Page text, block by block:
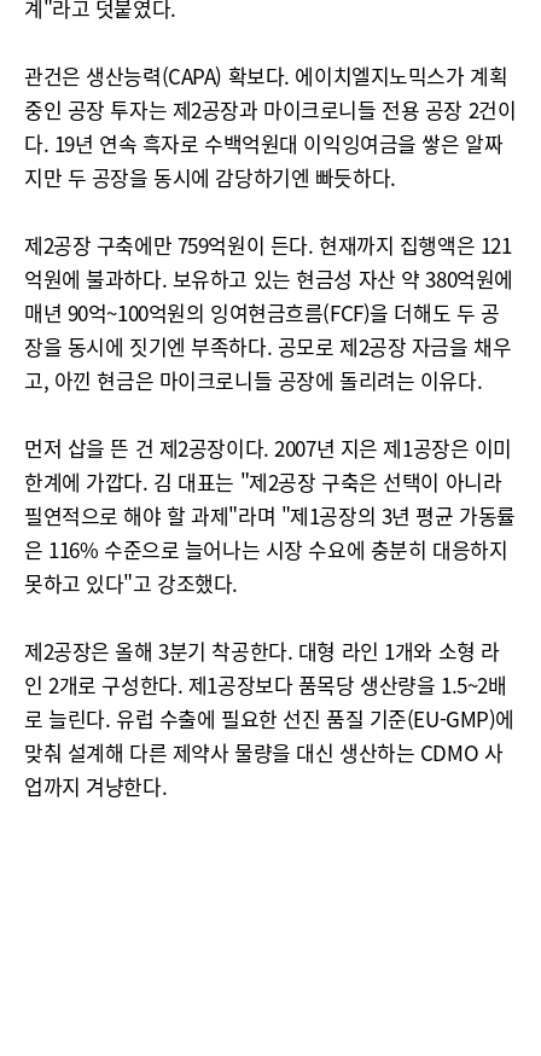
계"라고 덧붙였다.
관건은 생산능력(CAPA) 확보다. 에이치엘지노믹스가 계획
중인 공장 투자는 제2공장과 마이크로니들 전용 공장 2건이
다. 19년 연속 흑자로 수백억원대 이익잉여금을 쌓은 알짜
지만 두 공장을 동시에 감당하기엔 빠듯하다.
제2공장 구축에만 759억원이 든다. 현재까지 집행액은 121
억원에 불과하다. 보유하고 있는 현금성 자산 약 380억원에
매년 90억~100억원의 잉여현금흐름(FCF)을 더해도 두 공
장을 동시에 짓기엔 부족하다. 공모로 제2공장 자금을 채우
고, 아낀 현금은 마이크로니들 공장에 돌리려는 이유다.
먼저 삽을 뜬 건 제2공장이다. 2007년 지은 제1공장은 이미
한계에 가깝다. 김 대표는 "제2공장 구축은 선택이 아니라
필연적으로 해야 할 과제"라며 "제1공장의 3년 평균 가동률
은 116% 수준으로 늘어나는 시장 수요에 충분히 대응하지
못하고 있다"고 강조했다.
제2공장은 올해 3분기 착공한다. 대형 라인 1개와 소형 라
인 2개로 구성한다. 제1공장보다 품목당 생산량을 1.5~2배
로 늘린다. 유럽 수출에 필요한 선진 품질 기준(EU-GMP)에
맞춰 설계해 다른 제약사 물량을 대신 생산하는 CDMO 사
업까지 겨냥한다.